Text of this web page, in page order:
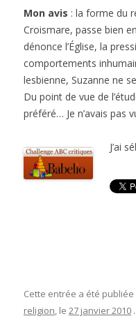
Mon avis : la forme du
Croismare, passe bien
dénonce l’Église, la
comportements
lesbienne, Suzanne ne
Du point de vue de
préféré… Je n’avais pas
J’ai
Cette entrée a été publiée
religion, le 27 janvier 2010 .